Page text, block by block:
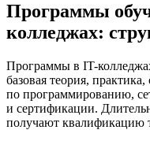
Программы
колледжах:
Программы в IT-
базовая теория,
по программированию,
и сертификации.
получают квалификацию